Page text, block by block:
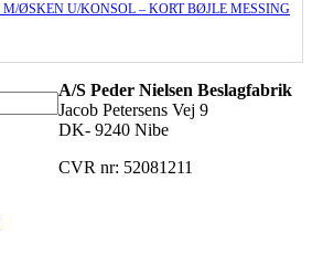
ØSKEN U/KONSOL – KORT BØJLE MESSING
A/S Peder Nielsen Beslagfabrik
Jacob Petersens Vej 9
DK- 9240 Nibe
CVR nr: 52081211